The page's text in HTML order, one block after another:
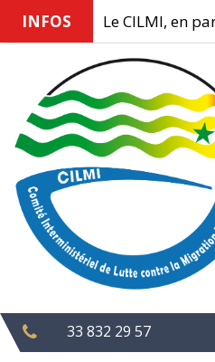
INFOS
Le CILMI, en
content
33 832 29 57